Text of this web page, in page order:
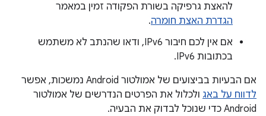
להאצת גרפיקה בשורת הפקודה זמין במאמר
הגדרת האצת חומרה.
אם אין לכם חיבור IPv6, ודאו שהנתב לא משתמש
בכתובות IPv6.
אם הבעיות בביצועים של אמולטור Android נמשכות, אפשר
לדווח על באג ולכלול את הפרטים הנדרשים של אמולטור
Android כדי שנוכל לבדוק את הבעיה.